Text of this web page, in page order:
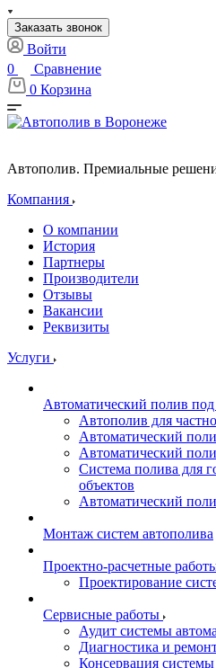
Заказать звонок
Войти
0
Сравнение
0 Корзина
Автополив. Премиальные
Компания
О компании
История
Партнеры
Производители
Отзывы
Вакансии
Реквизиты
Услуги
Автоматический полив
Автополив для
Автоматический
Автоматический
Система полива для
объектов
Автоматический
Монтаж систем автополива
Проектно-расчетные
Проектирование
Сервисные работы
Аудит системы
Диагностика и
Консервация